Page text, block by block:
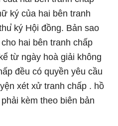
ký của hai bên tranh
ký Hội đồng. Bản sao
hai bên tranh chấp
từ ngày hoà giải không
đều có quyền yêu cầu
xét xử tranh chấp . hồ
kèm theo biên bản